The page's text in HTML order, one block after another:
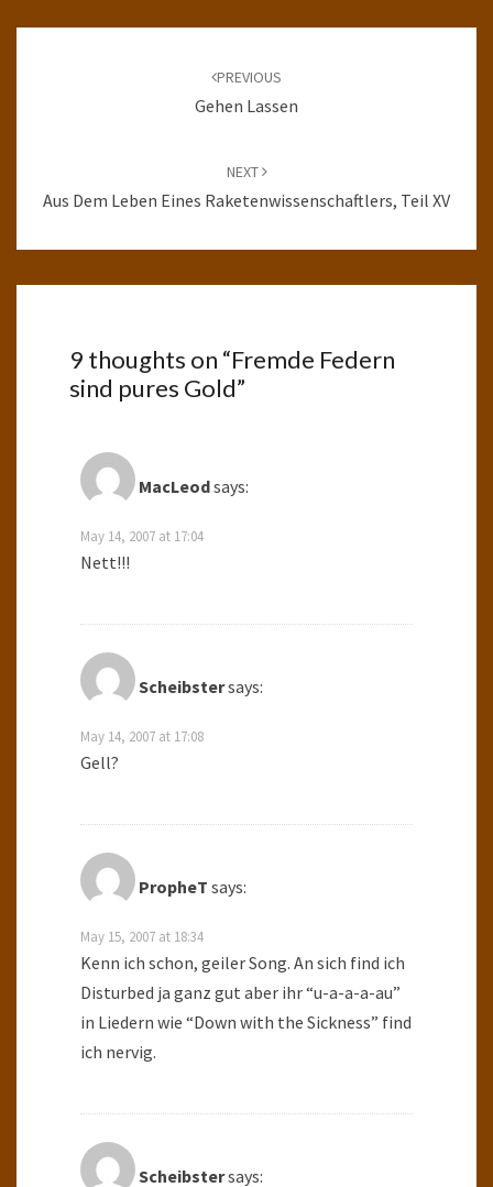
PREVIOUS
Gehen Lassen
NEXT
Aus Dem Leben Eines Raketenwissenschaftlers, Teil XV
9 thoughts on “Fremde Federn
sind pures Gold”
MacLeodsays:
May 14, 2007 at 17:04
Nett!!!
Scheibstersays:
May 14, 2007 at 17:08
Gell?
PropheT says:
May 15, 2007 at 18:34
Kenn ich schon, geiler Song. An sich find ich
Disturbed ja ganz gut aber ihr “u-a-a-a-au”
in Liedern wie “Down with the Sickness” find
ich nervig.
Scheibstersays: